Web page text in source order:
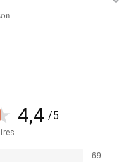
produced from
with the one
4,4 /5
69